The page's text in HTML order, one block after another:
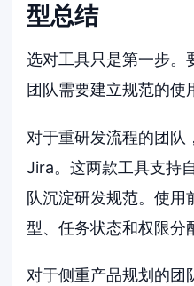
型总结
选对工具只是第一步。
团队需要建立规范的使
对于重研发流程的团队
Jira。这两款工具支持
队沉淀研发规范。使用
型、任务状态和权限分
对于侧重产品规划的